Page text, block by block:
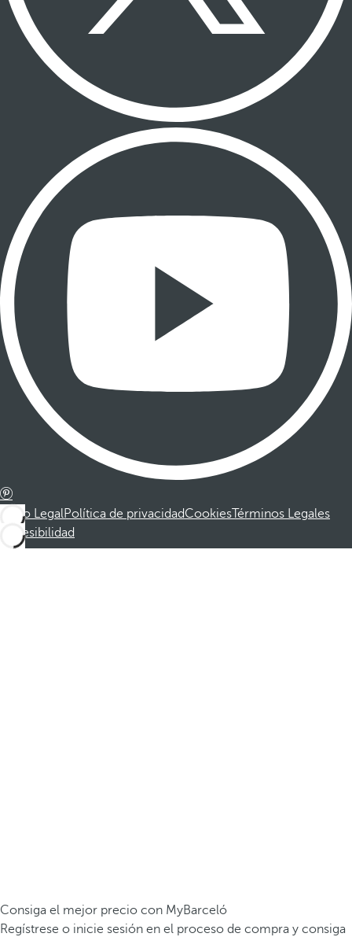
Aviso LegalPolítica de privacidadCookiesTérminos Legales
Accesibilidad
Consiga el mejor precio con MyBarceló
Regístrese o inicie sesión en el proceso de compra y consiga